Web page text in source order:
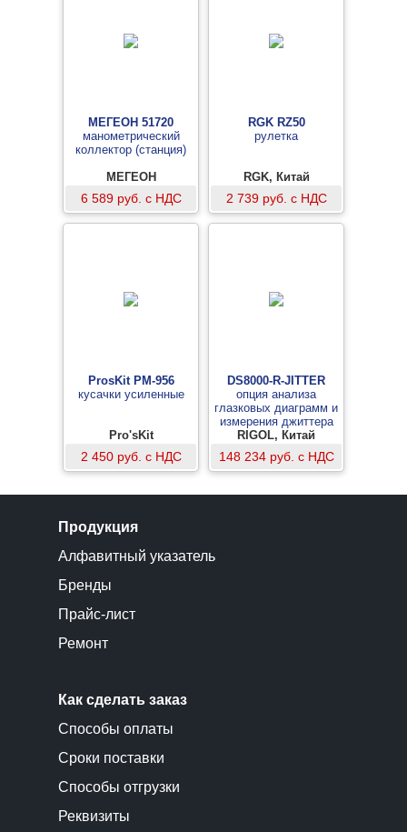
МЕГЕОН 51720
манометрический
коллектор (станция)
МЕГЕОН
6 589 руб. с НДС
RGK RZ50
рулетка
RGK, Китай
2 739 руб. с НДС
ProsKit PM-956
кусачки усиленные
Pro'sKit
2 450 руб. с НДС
DS8000-R-JITTER
опция анализа
глазковых диаграмм и
измерения джиттера
RIGOL, Китай
148 234 руб. с НДС
Продукция
Алфавитный указатель
Бренды
Прайс-лист
Ремонт
Как сделать заказ
Способы оплаты
Сроки поставки
Способы отгрузки
Реквизиты